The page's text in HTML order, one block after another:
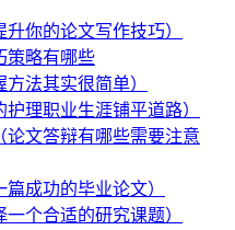
你的论文写作技巧）
策略有哪些
法其实很简单）
理职业生涯铺平道路）
文答辩有哪些需要注意
成功的毕业论文）
个合适的研究课题）